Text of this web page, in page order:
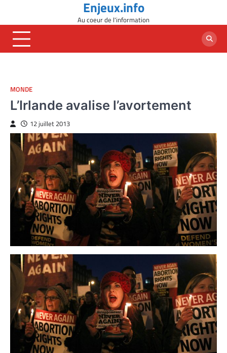
content
Enjeux.info
Au coeur de l'information
MONDE
L’Irlande avalise l’avortement
12 juillet 2013